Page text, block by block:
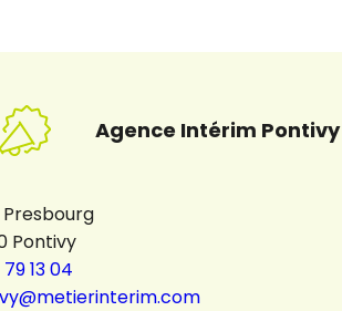
Agence Intérim Pontivy
Presbourg
Pontivy
13 04